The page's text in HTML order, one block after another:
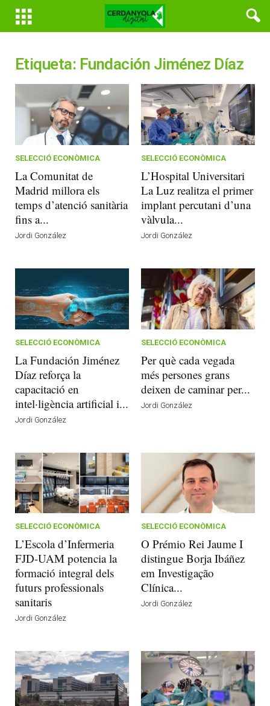
Etiqueta: Fundación Jiménez Díaz
SELECCIÓ ECONÒMICA
La Comunitat de
Madrid millora els
temps d’atenció sanitària
fins a...
Jordi González
SELECCIÓ ECONÒMICA
L’Hospital Universitari
La Luz realitza el primer
implant percutani d’una
vàlvula...
Jordi González
SELECCIÓ ECONÒMICA
La Fundación Jiménez
Díaz reforça la
capacitació en
intel·ligència artificial i...
Jordi González
SELECCIÓ ECONÒMICA
Per què cada vegada
més persones grans
deixen de caminar per...
Jordi González
SELECCIÓ ECONÒMICA
L’Escola d’Infermeria
FJD-UAM potencia la
formació integral dels
futurs professionals
sanitaris
Jordi González
SELECCIÓ ECONÒMICA
O Prémio Rei Jaume I
distingue Borja Ibáñez
em Investigação
Clínica...
Jordi González